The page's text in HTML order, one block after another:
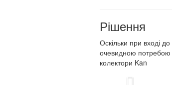
Рішення
Оскільки при вході
очевидною потребою
колектори Kan